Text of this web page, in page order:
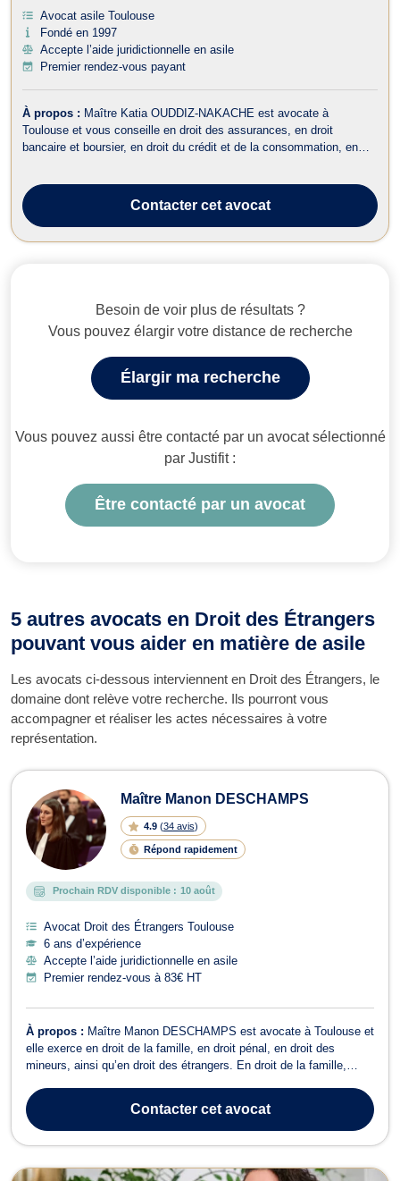
Avocat asile Toulouse
Fondé en 1997
Accepte l’aide juridictionnelle en asile
Premier rendez-vous payant
À propos : Maître Katia OUDDIZ-NAKACHE est avocate à
Toulouse et vous conseille en droit des assurances, en droit
bancaire et boursier, en droit du crédit et de la consommation, en
travail. Maître OUDDIZ-...Contactercet avocat
Besoin de voir plus de résultats ?
Vous pouvez élargir votre distance de recherche
Élargir ma recherche
Vous pouvez aussi être contacté par un avocat sélectionné
par Justifit :
Être contacté par un avocat
5 autres avocats en Droit des Étrangers
pouvant vous aider en matière de asile
Les avocats ci-dessous interviennent en Droit des Étrangers, le
domaine dont relève votre recherche. Ils pourront vous
accompagner et réaliser les actes nécessaires à votre
représentation.
Maître Manon DESCHAMPS
4.9 (34 avis)
Répond rapidement
Prochain RDV disponible : 10 août
Avocat Droit des Étrangers Toulouse
6 ans d’expérience
Accepte l’aide juridictionnelle en asile
Premier rendez-vous à 83€ HT
À propos : Maître Manon DESCHAMPS est avocate à Toulouse et
elle exerce en droit de la famille, en droit pénal, en droit des
mineurs, ainsi qu’en droit des étrangers. En droit de la famille,
Divorce, qu'il s'agisse d'un divorce à l'amiable (divorce judiciaire ou
divorce par co...
Contactercet avocat